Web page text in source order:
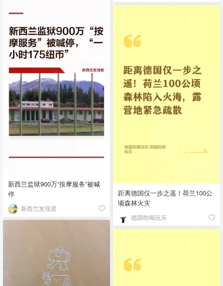
新西兰监狱900万“按摩服务”被喊
停
新西兰发现君
距离德国仅一步之遥！荷兰100公
顷森林火灾
德国吃喝玩乐